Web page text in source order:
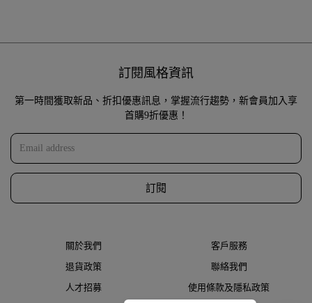
訂閱風格資訊
第一時間獲取新品、折扣優惠訊息，掌握流行趨勢，新會員加入享
首購9折優惠！
訂閱
關於我們
客戶服務
退貨政策
聯絡我們
人才招募
使用條款及隱私政策